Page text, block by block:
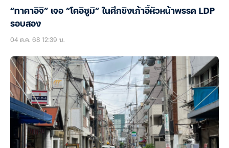
“ทาคาอิจิ” เจอ “โคอิซูมิ” ในศึกชิงเก้าอี้หัวหน้าพรรค LDP
รอบสอง
04 ต.ค. 68 12:39 น.